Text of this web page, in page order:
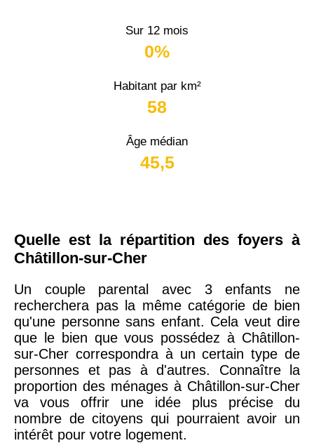
Sur 12 mois
0%
Habitant par km²
58
Âge médian
45,5
Quelle est la répartition des foyers à
Châtillon-sur-Cher
Un couple parental avec 3 enfants ne
recherchera pas la même catégorie de bien
qu'une personne sans enfant. Cela veut dire
que le bien que vous possédez à Châtillon-
sur-Cher correspondra à un certain type de
personnes et pas à d'autres. Connaître la
proportion des ménages à Châtillon-sur-Cher
va vous offrir une idée plus précise du
nombre de citoyens qui pourraient avoir un
intérêt pour votre logement.